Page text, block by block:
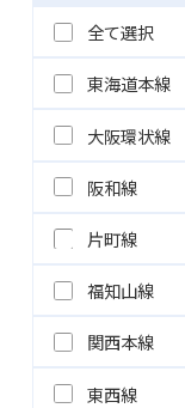
全て選択
東海道本線
大阪環状線
阪和線
片町線
福知山線
関西本線
東西線